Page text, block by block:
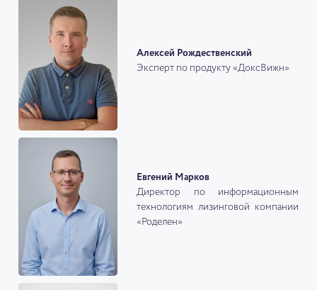
Алексей Рождественский
Эксперт по продукту «ДоксВижн»
Евгений Марков
Директор по информационным
технологиям лизинговой компании
«Роделен»